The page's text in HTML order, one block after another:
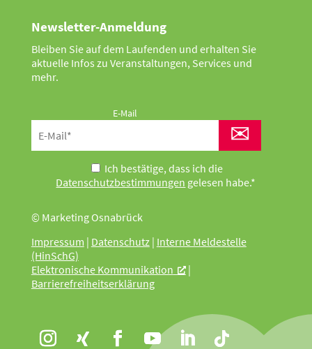
Newsletter-Anmeldung
Bleiben Sie auf dem Laufenden und erhalten Sie
aktuelle Infos zu Veranstaltungen, Services und
mehr.
E-Mail
✉
Ich bestätige, dass ich die
Datenschutzbestimmungen gelesen habe.*
© Marketing Osnabrück
Impressum | Datenschutz| Interne Meldestelle
(HinSchG)
Elektronische Kommunikation
|
Barrierefreiheitserklärung